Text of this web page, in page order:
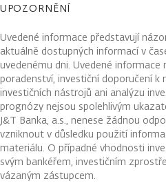
UPOZORNĚNÍ
Uvedené informace představují
aktuálně dostupných informací v
uvedenému dni. Uvedené
poradenství, investiční doporučení k
investičních nástrojů ani analýzu
prognózy nejsou spolehlivým
J&T Banka, a.s., nenese žádnou
vzniknout v důsledku použití
materiálu. O případné vhodnosti
svým bankéřem, investičním
vázaným zástupcem.